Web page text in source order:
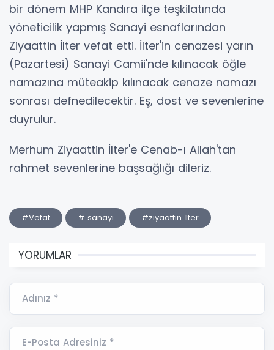
bir dönem MHP Kandıra ilçe teşkilatında
yöneticilik yapmış Sanayi esnaflarından
Ziyaattin İlter vefat etti. İlter'in cenazesi yarın
(Pazartesi) Sanayi Camii'nde kılınacak öğle
namazına müteakip kılınacak cenaze namazı
sonrası defnedilecektir. Eş, dost ve sevenlerine
duyrulur.
Merhum Ziyaattin İlter'e Cenab-ı Allah'tan
rahmet sevenlerine başsağlığı dileriz.
#Vefat # sanayi #ziyaattin İlter
YORUMLAR
Adınız *
E-Posta Adresiniz *